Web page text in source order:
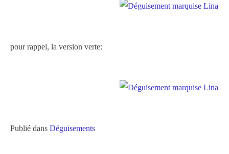
pour rappel, la version verte:
Publié dans Déguisements